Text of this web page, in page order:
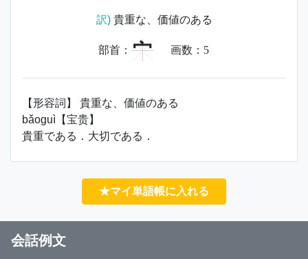
訳)貴重な、価値のある
部首： 宀 画数： 5
【形容詞】 貴重な、価値のある
bǎoguì【宝贵】
貴重である．大切である．
★マイ単語帳に入れる
会話例文